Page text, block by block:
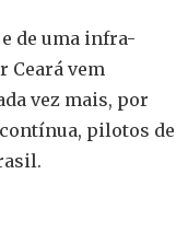
de uma infra-
Ceará vem
vez mais, por
pilotos de